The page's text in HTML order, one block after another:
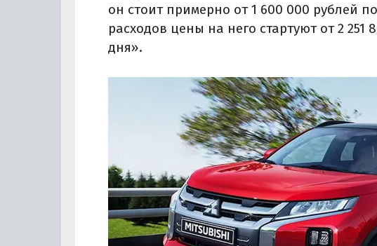
он стоит примерно от 1 600 000 рублей
расходов цены на него стартуют от 2 251
дня».